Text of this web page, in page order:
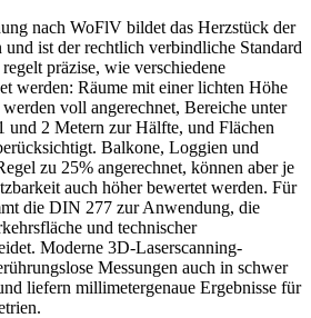
nach WoFlV bildet das Herzstück der
ist der rechtlich verbindliche Standard
präzise, wie verschiedene
werden: Räume mit einer lichten Höhe
voll angerechnet, Bereiche unter
und 2 Metern zur Hälfte, und Flächen
Balkone, Loggien und
zu 25% angerechnet, können aber je
auch höher bewertet werden. Für
die DIN 277 zur Anwendung, die
und technischer
Moderne 3D-Laserscanning-
Messungen auch in schwer
liefern millimetergenaue Ergebnisse für